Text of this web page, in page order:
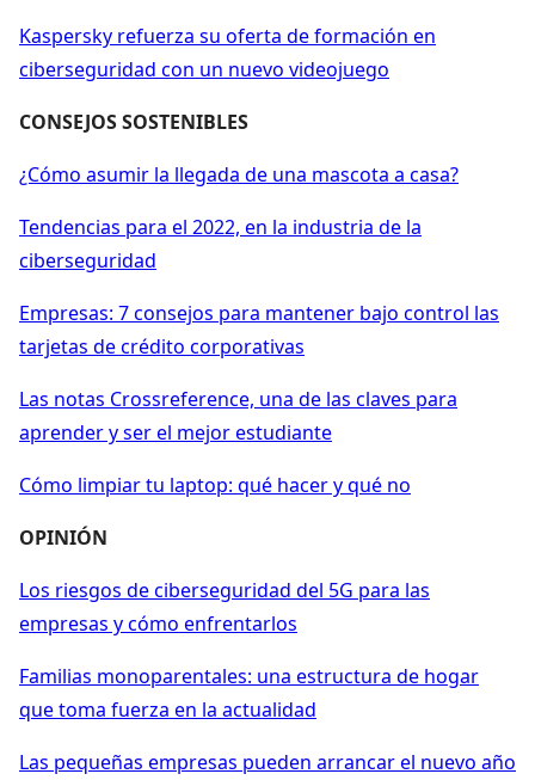
Kaspersky refuerza su oferta de formación en
ciberseguridad con un nuevo videojuego
CONSEJOS SOSTENIBLES
¿Cómo asumir la llegada de una mascota a casa?
Tendencias para el 2022, en la industria de la
ciberseguridad
Empresas: 7 consejos para mantener bajo control las
tarjetas de crédito corporativas
Las notas Crossreference, una de las claves para
aprender y ser el mejor estudiante
Cómo limpiar tu laptop: qué hacer y qué no
OPINIÓN
Los riesgos de ciberseguridad del 5G para las
empresas y cómo enfrentarlos
Familias monoparentales: una estructura de hogar
que toma fuerza en la actualidad
Las pequeñas empresas pueden arrancar el nuevo año